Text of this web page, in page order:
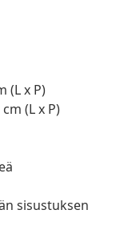
(L x P)
(L x P)
sisustuksen